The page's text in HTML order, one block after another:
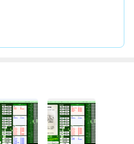
ィレジデンス 1F TEL：048-94
HP：https://liberty-capital.jp/